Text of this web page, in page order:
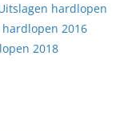
hardlopen
2016
2018